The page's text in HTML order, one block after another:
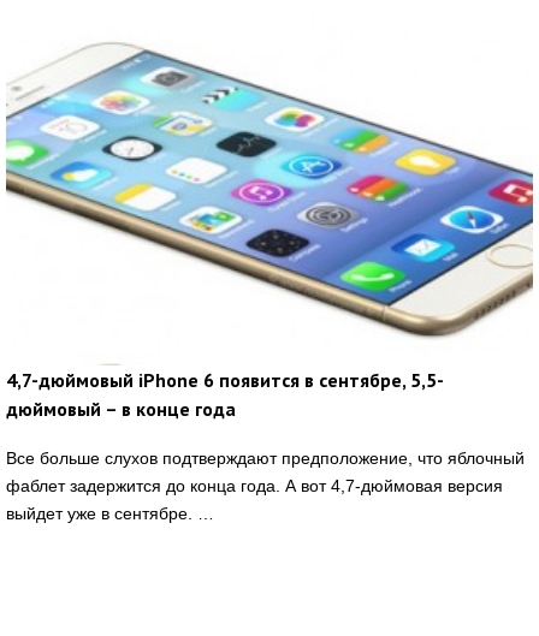
4,7-дюймовый iPhone 6 появится в сентябре, 5,5-
дюймовый – в конце года
Все больше слухов подтверждают предположение, что яблочный
фаблет задержится до конца года. А вот 4,7-дюймовая версия
выйдет уже в сентябре. …